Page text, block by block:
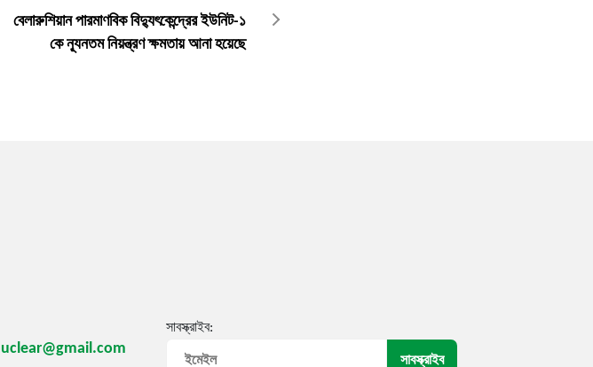
বেলারুশিয়ান পারমাণবিক বিদ্যুৎকেন্দ্রের ইউনিট-১
কে ন্যূনতম নিয়ন্ত্রণ ক্ষমতায় আনা হয়েছে
সাবস্ক্রাইব: